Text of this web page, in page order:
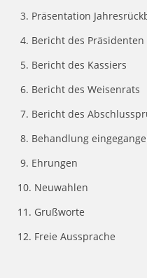
3. Präsentation
4. Bericht des Präsidenten
5. Bericht des Kassiers
6. Bericht des Weisenrats
7. Bericht des
8. Behandlung
9. Ehrungen
10. Neuwahlen
11. Grußworte
12. Freie Aussprache